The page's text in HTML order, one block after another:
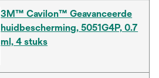
3M™ Cavilon™ Geavanceerde
huidbescherming, 5051G4P, 0.7
ml, 4 stuks